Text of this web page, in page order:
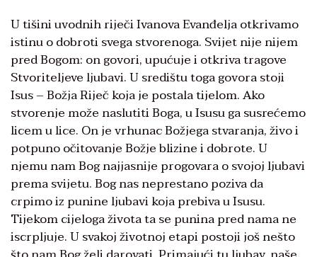
U tišini uvodnih riječi Ivanova Evanđelja otkrivamo
istinu o dobroti svega stvorenoga. Svijet nije nijem
pred Bogom: on govori, upućuje i otkriva tragove
Stvoriteljeve ljubavi. U središtu toga govora stoji
Isus – Božja Riječ koja je postala tijelom. Ako
stvorenje može naslutiti Boga, u Isusu ga susrećemo
licem u lice. On je vrhunac Božjega stvaranja, živo i
potpuno očitovanje Božje blizine i dobrote. U
njemu nam Bog najjasnije progovara o svojoj ljubavi
prema svijetu. Bog nas neprestano poziva da
crpimo iz punine ljubavi koja prebiva u Isusu.
Tijekom cijeloga života ta se punina pred nama ne
iscrpljuje. U svakoj životnoj etapi postoji još nešto